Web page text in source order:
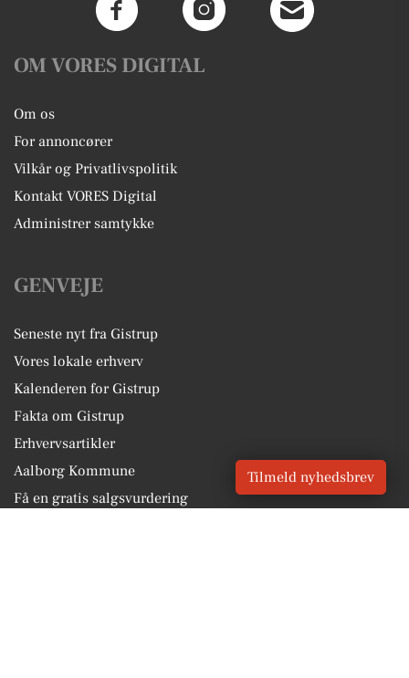
OM VORES DIGITAL
Om os
For annoncører
Vilkår og Privatlivspolitik
Kontakt VORES Digital
Administrer samtykke
GENVEJE
Seneste nyt fra Gistrup
Vores lokale erhverv
Kalenderen for Gistrup
Fakta om Gistrup
Erhvervsartikler
Aalborg Kommune
Få en gratis salgsvurdering
Tilmeld nyhedsbrev